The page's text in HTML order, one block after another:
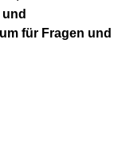
für Fragen und